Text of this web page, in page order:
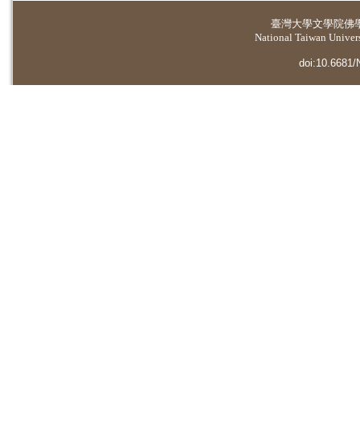
臺灣大學文學院佛
National Taiwan
doi:10.6681/